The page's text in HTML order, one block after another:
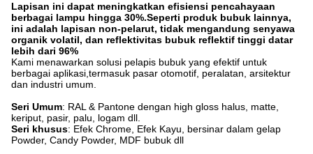
Lapisan ini dapat meningkatkan efisiensi pencahayaan
berbagai lampu hingga 30%.Seperti produk bubuk lainnya,
ini adalah lapisan non-pelarut, tidak mengandung senyawa
organik volatil, dan reflektivitas bubuk reflektif tinggi datar
lebih dari 96%
Kami menawarkan solusi pelapis bubuk yang efektif untuk
berbagai aplikasi,termasuk pasar otomotif, peralatan, arsitektur
dan industri umum.
Seri Umum: RAL & Pantone dengan high gloss halus, matte,
keriput, pasir, palu, logam dll.
Seri khusus: Efek Chrome, Efek Kayu, bersinar dalam gelap
Powder, Candy Powder, MDF bubuk dll